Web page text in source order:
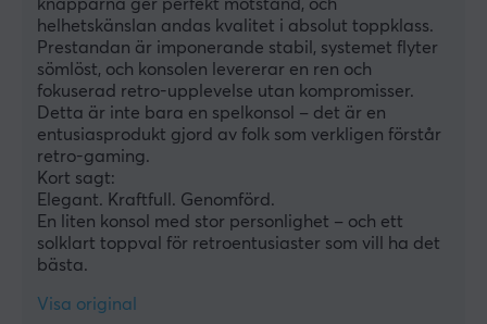
knapparna ger perfekt motstånd, och
helhetskänslan andas kvalitet i absolut toppklass.
Prestandan är imponerande stabil, systemet flyter
sömlöst, och konsolen levererar en ren och
fokuserad retro-upplevelse utan kompromisser.
Detta är inte bara en spelkonsol – det är en
entusiasprodukt gjord av folk som verkligen förstår
retro-gaming.
Kort sagt:
Elegant. Kraftfull. Genomförd.
En liten konsol med stor personlighet – och ett
solklart toppval för retroentusiaster som vill ha det
bästa.
Visa original